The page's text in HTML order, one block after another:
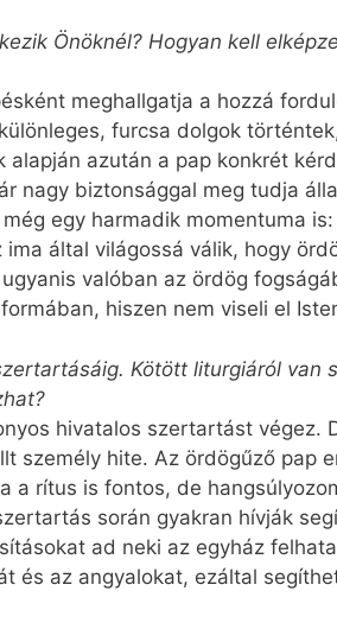
Önöknél? Hogyan kell
meghallgatja a hozzá
furcsa dolgok
alapján azután a pap konkrét
nagy biztonsággal meg tudja
egy harmadik momentuma
által világossá válik, hogy
valóban az ördög
hiszen nem viseli el
Kötött liturgiáról
hivatalos szertartást végez.
személy hite. Az ördögűző
a rítus is fontos, de
során gyakran hívják
ad neki az egyház
és az angyalokat, ezáltal